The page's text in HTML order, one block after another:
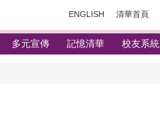
ENGLISH 清華首頁
多元宣傳 記憶清華 校友系統